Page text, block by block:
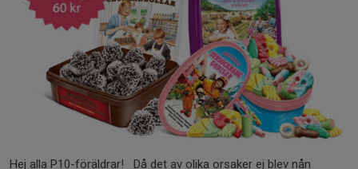
Hej alla P10-föräldrar! Då det av olika orsaker ej blev nån